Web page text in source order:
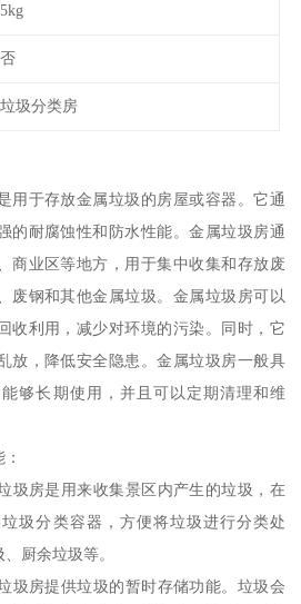
5kg
否
垃圾分类房
用于存放金属垃圾的房屋或容器。它通
的耐腐蚀性和防水性能。金属垃圾房通
商业区等地方，用于集中收集和存放废
废钢和其他金属垃圾。金属垃圾房可以
收利用，减少对环境的污染。同时，它
放，降低安全隐患。金属垃圾房一般具
够长期使用，并且可以定期清理和维
圾房是用来收集景区内产生的垃圾，在
圾分类容器，方便将垃圾进行分类处
厨余垃圾等。
圾房提供垃圾的暂时存储功能。垃圾会